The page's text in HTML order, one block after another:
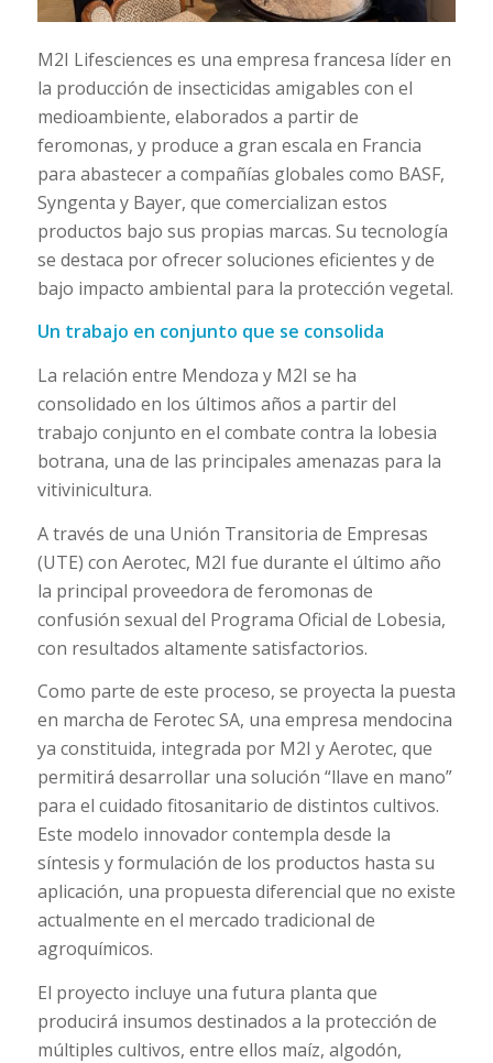
M2I Lifesciences es una empresa francesa líder en
la producción de insecticidas amigables con el
medioambiente, elaborados a partir de
feromonas, y produce a gran escala en Francia
para abastecer a compañías globales como BASF,
Syngenta y Bayer, que comercializan estos
productos bajo sus propias marcas. Su tecnología
se destaca por ofrecer soluciones eficientes y de
bajo impacto ambiental para la protección vegetal.
Un trabajo en conjunto que se consolida
La relación entre Mendoza y M2I se ha
consolidado en los últimos años a partir del
trabajo conjunto en el combate contra la lobesia
botrana, una de las principales amenazas para la
vitivinicultura.
A través de una Unión Transitoria de Empresas
(UTE) con Aerotec, M2I fue durante el último año
la principal proveedora de feromonas de
confusión sexual del Programa Oficial de Lobesia,
con resultados altamente satisfactorios.
Como parte de este proceso, se proyecta la puesta
en marcha de Ferotec SA, una empresa mendocina
ya constituida, integrada por M2I y Aerotec, que
permitirá desarrollar una solución “llave en mano”
para el cuidado fitosanitario de distintos cultivos.
Este modelo innovador contempla desde la
síntesis y formulación de los productos hasta su
aplicación, una propuesta diferencial que no existe
actualmente en el mercado tradicional de
agroquímicos.
El proyecto incluye una futura planta que
producirá insumos destinados a la protección de
múltiples cultivos, entre ellos maíz, algodón,